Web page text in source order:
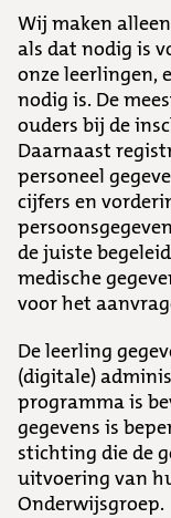
Wij maken
als dat nodig is
onze leerlingen,
nodig is. De
ouders bij de
Daarnaast
personeel
cijfers en
de juiste
medische
voor het
De leerling
(digitale)
programma is
gegevens is
stichting die de
uitvoering van
Onderwijsgroep.